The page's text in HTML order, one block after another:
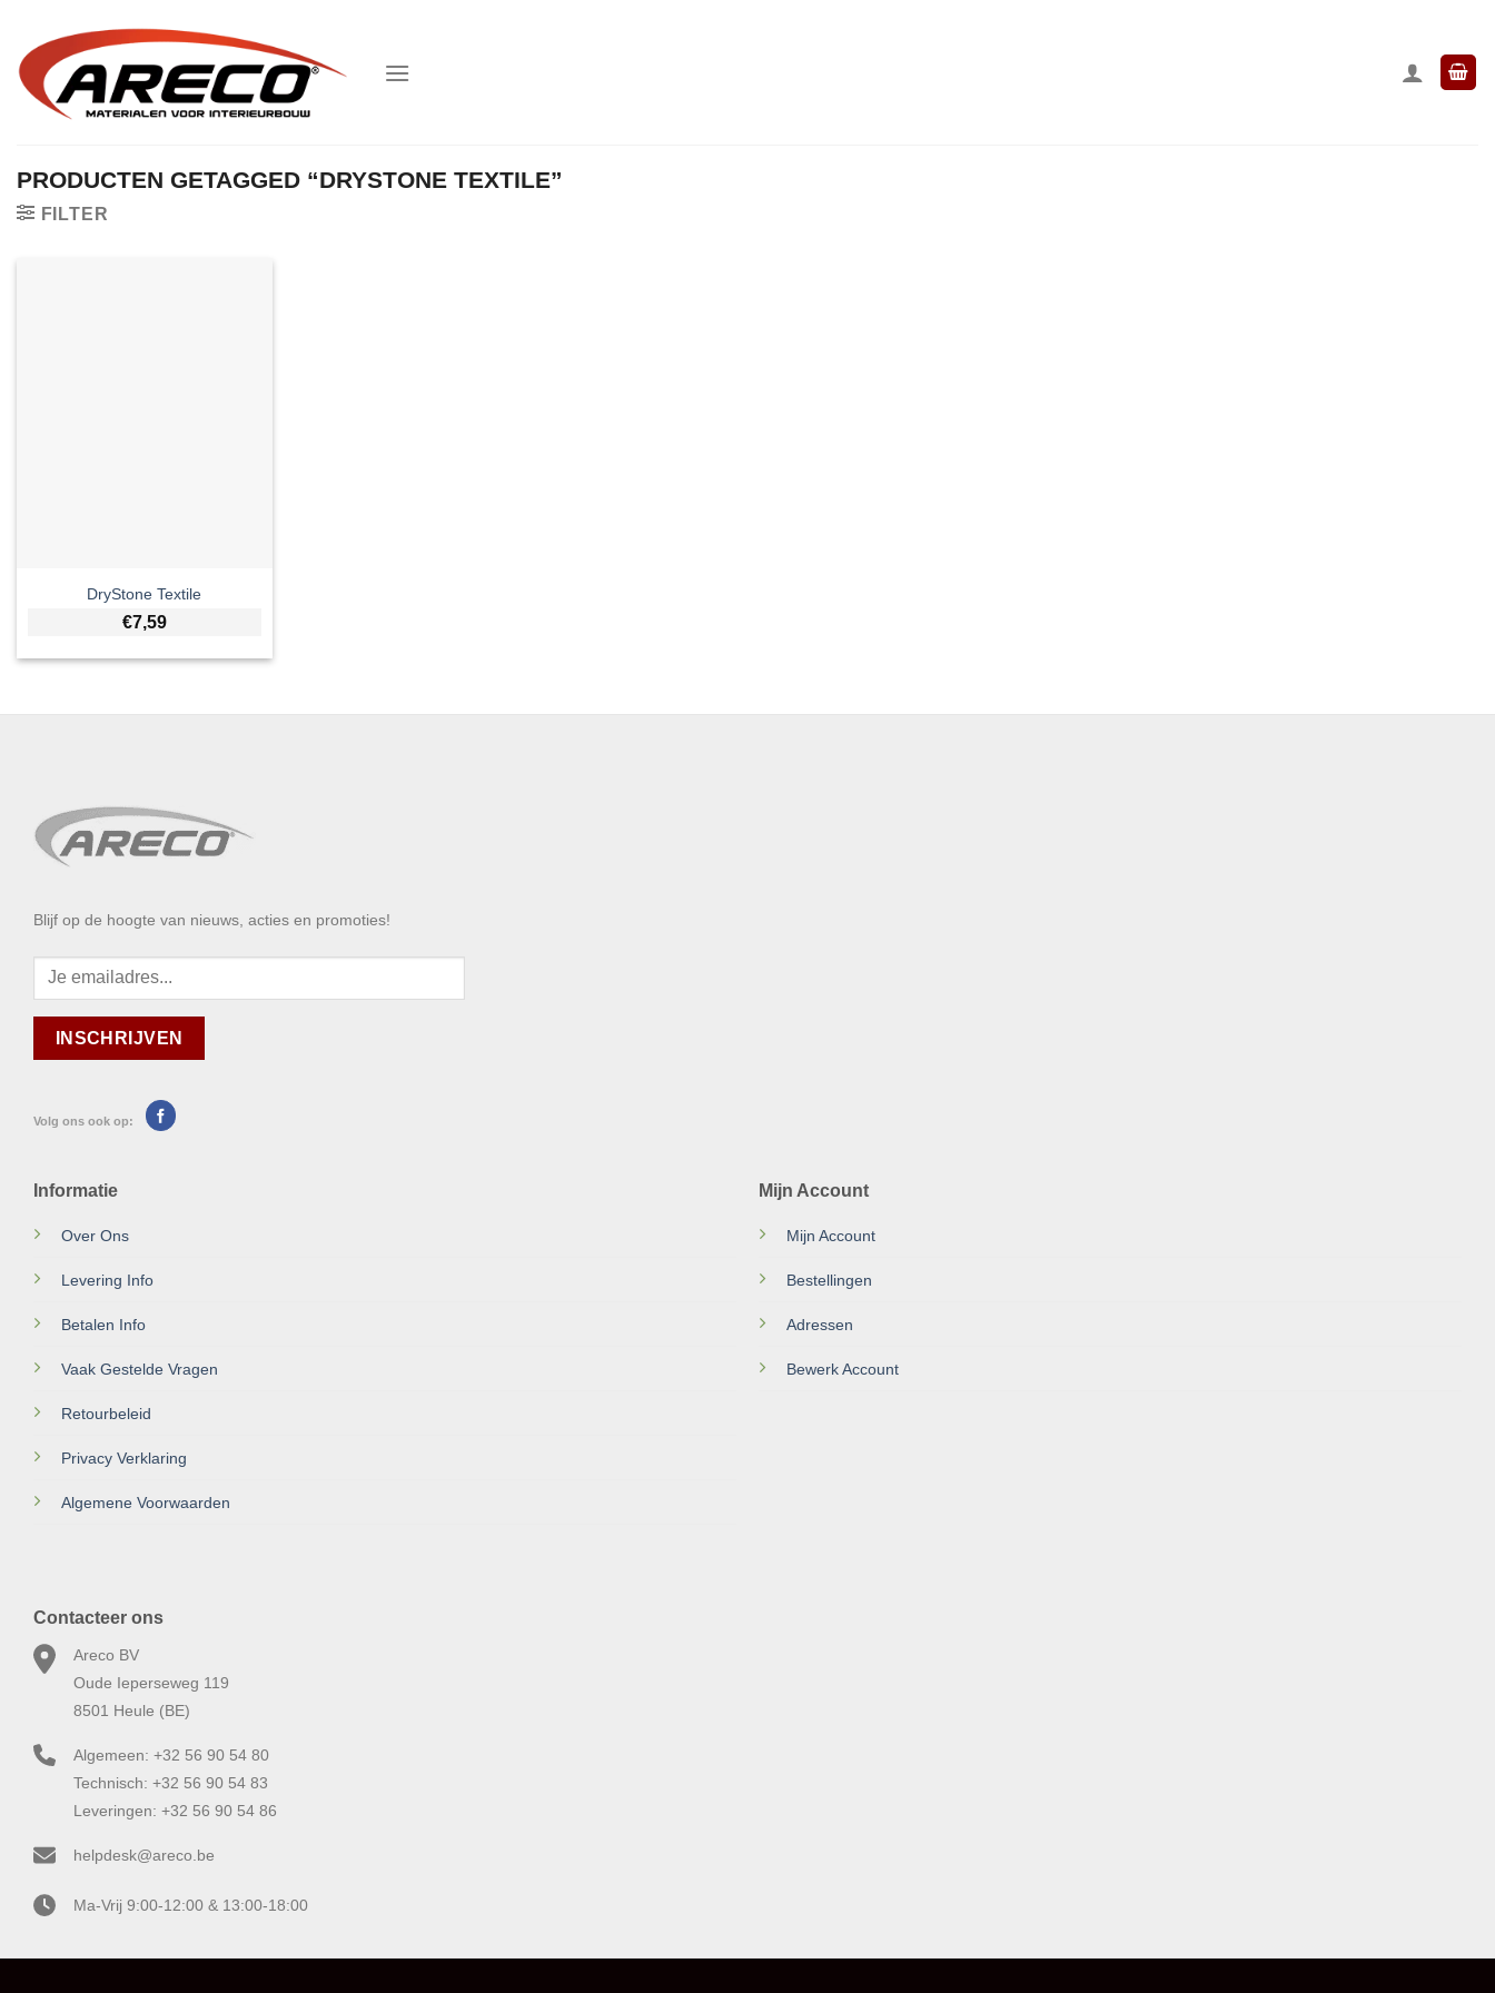
inhoud
PRODUCTEN GETAGGED “DRYSTONE TEXTILE”
FILTER
DryStone Textile
€7,59
Blijf op de hoogte van nieuws, acties en promoties!
Volg ons ook op:
Informatie
Over Ons
Levering Info
Betalen Info
Vaak Gestelde Vragen
Retourbeleid
Privacy Verklaring
Algemene Voorwaarden
Mijn Account
Mijn Account
Bestellingen
Adressen
Bewerk Account
Contacteer ons
Areco BV
Oude Ieperseweg 119
8501 Heule (BE)
Algemeen: +32 56 90 54 80
Technisch: +32 56 90 54 83
Leveringen: +32 56 90 54 86
helpdesk@areco.be
Ma-Vrij 9:00-12:00 & 13:00-18:00